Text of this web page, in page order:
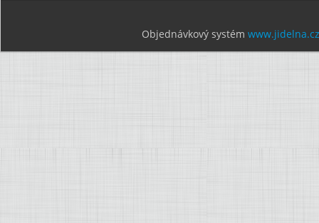
Objednávkový systém www.jidelna.cz